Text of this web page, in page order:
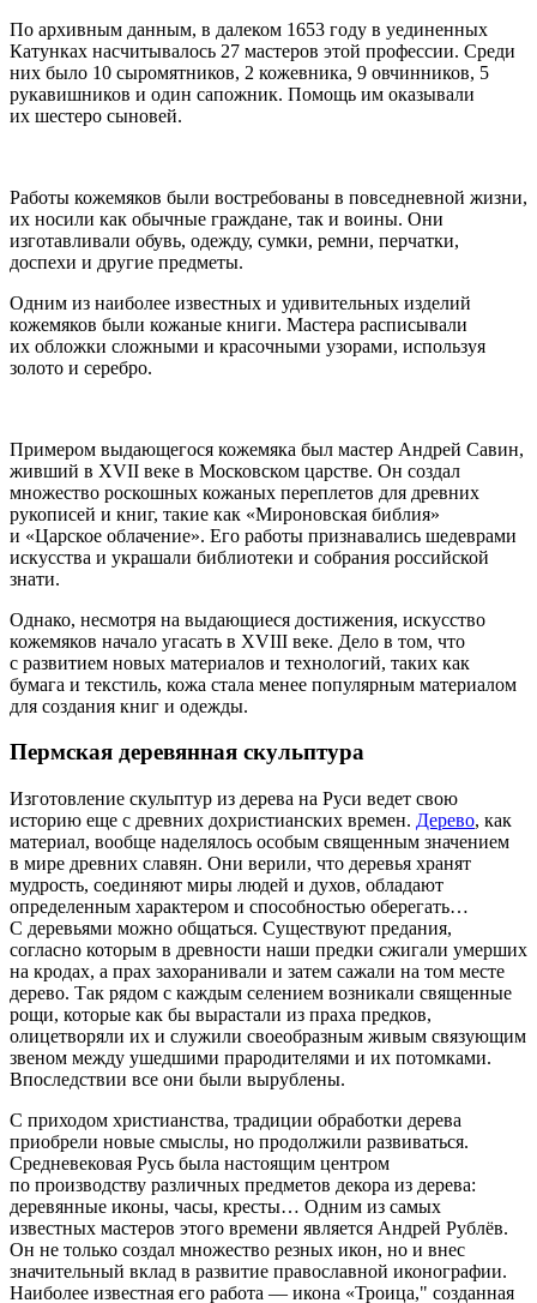
По архивным данным, в далеком 1653 году в уединенных
Катунках насчитывалось 27 мастеров этой профессии. Среди
них было 10 сыромятников, 2 кожевника, 9 овчинников, 5
рукавишников и один сапожник. Помощь им оказывали
их шестеро сыновей.
Работы кожемяков были востребованы в повседневной жизни,
их носили как обычные граждане, так и воины. Они
изготавливали обувь, одежду, сумки, ремни, перчатки,
доспехи и другие предметы.
Одним из наиболее известных и удивительных изделий
кожемяков были кожаные книги. Мастера расписывали
их обложки сложными и красочными узорами, используя
золото и серебро.
Примером выдающегося кожемяка был мастер Андрей Савин,
живший в XVII веке в Московском царстве. Он создал
множество роскошных кожаных переплетов для древних
рукописей и книг, такие как «Мироновская библия»
и «Царское облачение». Его работы признавались шедеврами
искусства и украшали библиотеки и собрания российской
знати.
Однако, несмотря на выдающиеся достижения, искусство
кожемяков начало угасать в XVIII веке. Дело в том, что
с развитием новых материалов и технологий, таких как
бумага и текстиль, кожа стала менее популярным материалом
для создания книг и одежды.
Пермская деревянная скульптура
Изготовление скульптур из дерева на Руси ведет свою
историю еще с древних дохристианских времен. Дерево, как
материал, вообще наделялось особым священным значением
в мире древних славян. Они верили, что деревья хранят
мудрость, соединяют миры людей и духов, обладают
определенным характером и способностью оберегать…
С деревьями можно общаться. Существуют предания,
согласно которым в древности наши предки сжигали умерших
на кродах, а прах захоранивали и затем сажали на том месте
дерево. Так рядом с каждым селением возникали священные
рощи, которые как бы вырастали из праха предков,
олицетворяли их и служили своеобразным живым связующим
звеном между ушедшими прародителями и их потомками.
Впоследствии все они были вырублены.
С приходом христианства, традиции обработки дерева
приобрели новые смыслы, но продолжили развиваться.
Средневековая Русь была настоящим центром
по производству различных предметов декора из дерева:
деревянные иконы, часы, кресты… Одним из самых
известных мастеров этого времени является Андрей Рублёв.
Он не только создал множество резных икон, но и внес
значительный вклад в развитие православной иконографии.
Наиболее известная его работа — икона «Троица," созданная